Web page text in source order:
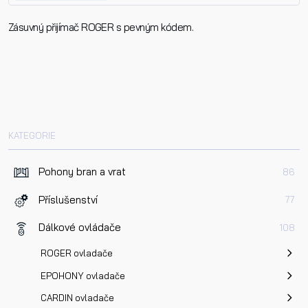
KATEGORIE
Pohony bran a vrat 86
Příslušenství 77
Dálkové ovládače 108
ROGER ovladače
EPOHONY ovladače
CARDIN ovladače
Zásuvný přijímač ROGER s pevným kódem.
Jméno
Telefon
E-mail
Dotaz k produktu